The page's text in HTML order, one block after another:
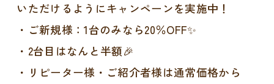
いただけるようにキャンペーンを実施中！
・ご新規様：1台のみなら20％OFF✨
・2台目はなんと半額🎉
・リピーター様・ご紹介者様は通常価格から